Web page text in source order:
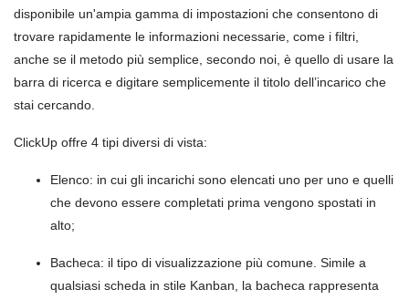
disponibile un'ampia gamma di impostazioni che consentono di
trovare rapidamente le informazioni necessarie, come i filtri,
anche se il metodo più semplice, secondo noi, è quello di usare la
barra di ricerca e digitare semplicemente il titolo dell’incarico che
stai cercando.
ClickUp offre 4 tipi diversi di vista:
Elenco: in cui gli incarichi sono elencati uno per uno e quelli
che devono essere completati prima vengono spostati in
alto;
Bacheca: il tipo di visualizzazione più comune. Simile a
qualsiasi scheda in stile Kanban, la bacheca rappresenta